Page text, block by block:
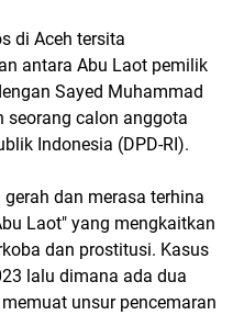
di Aceh tersita
antara Abu Laot pemilik
Sayed Muhammad
seorang calon anggota
Indonesia (DPD-RI).
dan merasa terhina
Laot" yang mengkaitkan
dan prostitusi. Kasus
lalu dimana ada dua
unsur pencemaran